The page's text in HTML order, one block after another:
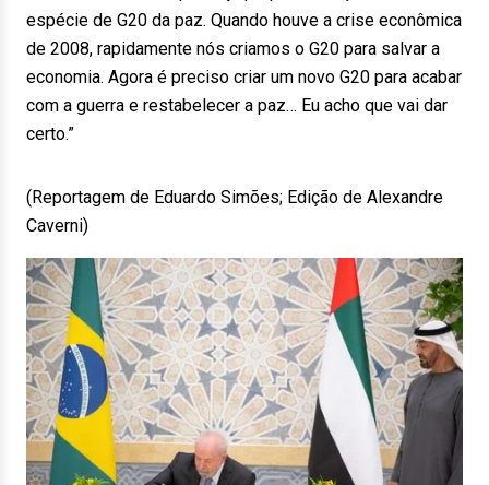
espécie de G20 da paz. Quando houve a crise econômica
de 2008, rapidamente nós criamos o G20 para salvar a
economia. Agora é preciso criar um novo G20 para acabar
com a guerra e restabelecer a paz… Eu acho que vai dar
certo.”
(Reportagem de Eduardo Simões; Edição de Alexandre
Caverni)